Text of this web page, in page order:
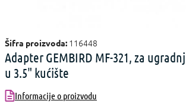
Šifra proizvoda: 116448
Adapter GEMBIRD MF-321, za
u 3.5" kućište
Informacije o proizvodu